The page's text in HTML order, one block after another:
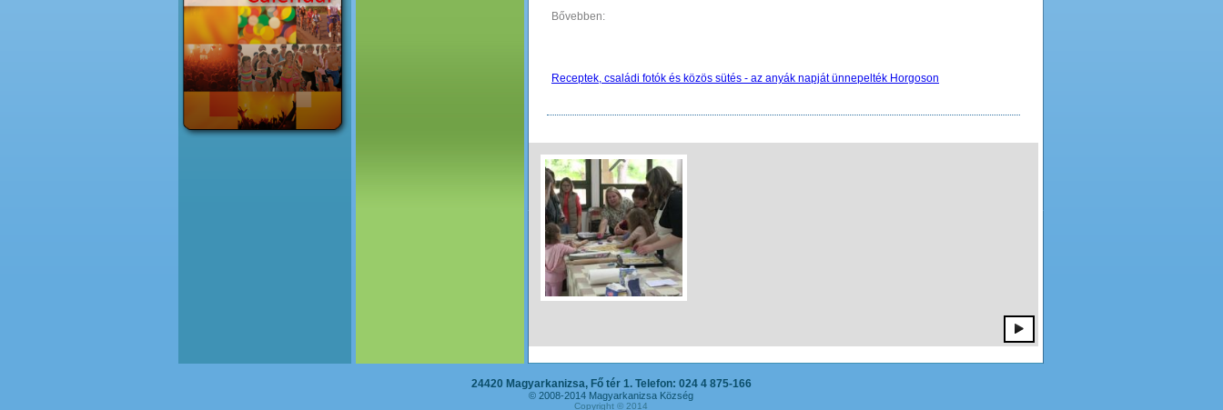
Bővebben:
Receptek, családi fotók és közös sütés - az anyák napját ünnepelték Horgoson
24420 Magyarkanizsa, Fő tér 1. Telefon: 024 4 875-166
© 2008-2014 Magyarkanizsa Község
Copyright © 2014